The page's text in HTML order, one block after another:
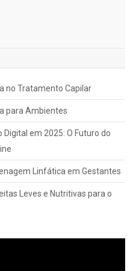
no Tratamento Capilar
para Ambientes
em 2025: O Futuro do
Linfática em Gestantes
Leves e Nutritivas para o